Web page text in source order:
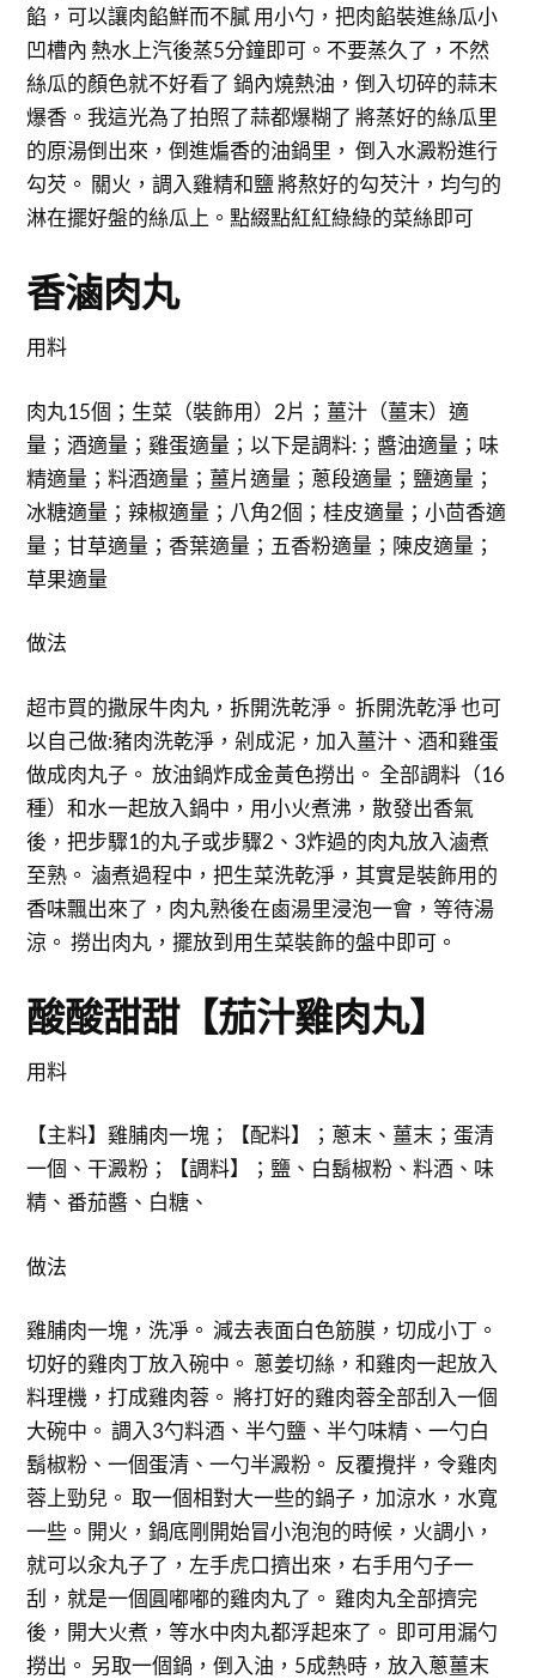
餡，可以讓肉餡鮮而不膩 用小勺，把肉餡裝進絲瓜小
凹槽內 熱水上汽後蒸5分鐘即可。不要蒸久了，不然
絲瓜的顏色就不好看了 鍋內燒熱油，倒入切碎的蒜末
爆香。我這光為了拍照了蒜都爆糊了 將蒸好的絲瓜里
的原湯倒出來，倒進煸香的油鍋里， 倒入水澱粉進行
勾芡。 關火，調入雞精和鹽 將熬好的勾芡汁，均勻的
淋在擺好盤的絲瓜上。點綴點紅紅綠綠的菜絲即可
香滷肉丸
用料
肉丸15個；生菜（裝飾用）2片；薑汁（薑末）適
量；酒適量；雞蛋適量；以下是調料:；醬油適量；味
精適量；料酒適量；薑片適量；蔥段適量；鹽適量；
冰糖適量；辣椒適量；八角2個；桂皮適量；小茴香適
量；甘草適量；香葉適量；五香粉適量；陳皮適量；
草果適量
做法
超市買的撒尿牛肉丸，拆開洗乾淨。 拆開洗乾淨 也可
以自己做:豬肉洗乾淨，剁成泥，加入薑汁、酒和雞蛋
做成肉丸子。 放油鍋炸成金黃色撈出。 全部調料（16
種）和水一起放入鍋中，用小火煮沸，散發出香氣
後，把步驟1的丸子或步驟2、3炸過的肉丸放入滷煮
至熟。 滷煮過程中，把生菜洗乾淨，其實是裝飾用的
香味飄出來了，肉丸熟後在鹵湯里浸泡一會，等待湯
涼。 撈出肉丸，擺放到用生菜裝飾的盤中即可。
酸酸甜甜【茄汁雞肉丸】
用料
【主料】雞脯肉一塊；【配料】；蔥末、薑末；蛋清
一個、干澱粉；【調料】；鹽、白鬍椒粉、料酒、味
精、番茄醬、白糖、
做法
雞脯肉一塊，洗凈。 減去表面白色筋膜，切成小丁。
切好的雞肉丁放入碗中。 蔥姜切絲，和雞肉一起放入
料理機，打成雞肉蓉。 將打好的雞肉蓉全部刮入一個
大碗中。 調入3勺料酒、半勺鹽、半勺味精、一勺白
鬍椒粉、一個蛋清、一勺半澱粉。 反覆攪拌，令雞肉
蓉上勁兒。 取一個相對大一些的鍋子，加涼水，水寬
一些。開火，鍋底剛開始冒小泡泡的時候，火調小，
就可以汆丸子了，左手虎口擠出來，右手用勺子一
刮，就是一個圓嘟嘟的雞肉丸了。 雞肉丸全部擠完
後，開大火煮，等水中肉丸都浮起來了。 即可用漏勺
撈出。 另取一個鍋，倒入油，5成熱時，放入蔥薑末